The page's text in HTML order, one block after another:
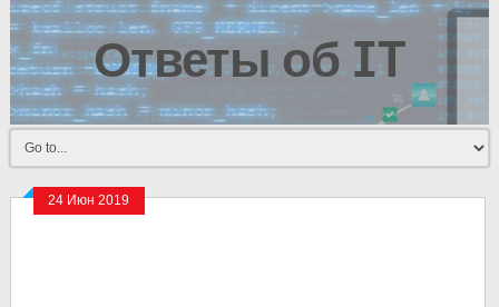
Ответы об IT
24 Июн 2019